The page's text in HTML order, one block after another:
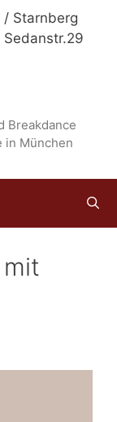
/ Starnberg
Sedanstr.29
Breakdance
in München